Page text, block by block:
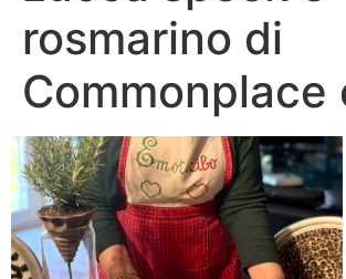
rosmarino di
Commonplace